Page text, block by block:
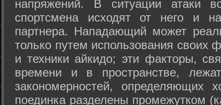
напряжений. В ситуации атаки
спортсмена исходят от него и
партнера. Нападающий может
только путем использования своих
и техники айкидо; эти факторы,
времени и в пространстве,
закономерностей, определяющих
поединка разделены промежутком